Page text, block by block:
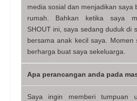
media sosial dan menjadikan saya
rumah. Bahkan ketika saya
SHOUT ini, saya sedang duduk di
bersama anak kecil saya. Momen
berharga buat saya sekeluarga.
Apa perancangan anda pada
Saya ingin memberi tumpuan